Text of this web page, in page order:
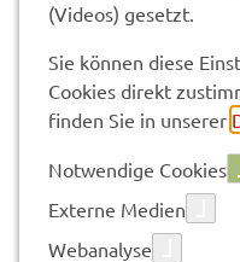
Vorle­sen
(Videos) gesetzt.
Sie können diese
Cookies direkt
finden Sie in unserer
Notwendige Cookies
Externe Medien
Webanalyse